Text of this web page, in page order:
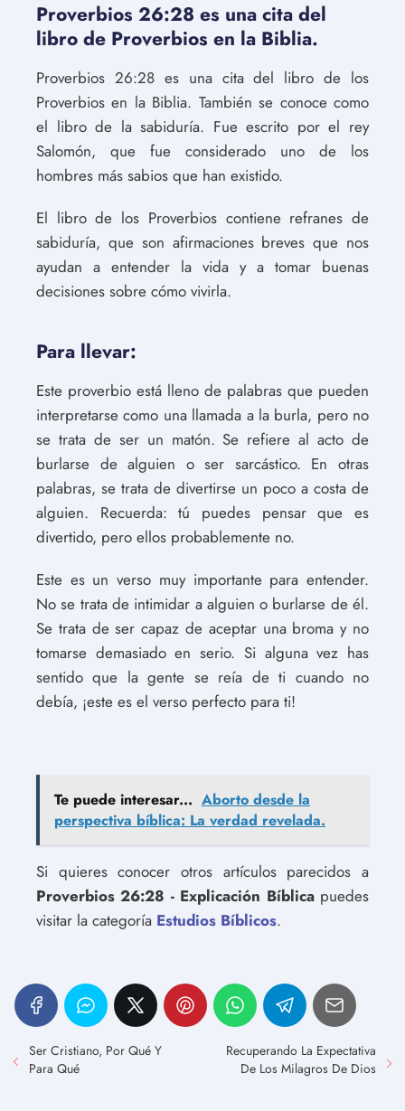
Proverbios 26:28 es una cita del
libro de Proverbios en la Biblia.
Proverbios 26:28 es una cita del libro de los
Proverbios en la Biblia. También se conoce como
el libro de la sabiduría. Fue escrito por el rey
Salomón, que fue considerado uno de los
hombres más sabios que han existido.
El libro de los Proverbios contiene refranes de
sabiduría, que son afirmaciones breves que nos
ayudan a entender la vida y a tomar buenas
decisiones sobre cómo vivirla.
Para llevar:
Este proverbio está lleno de palabras que pueden
interpretarse como una llamada a la burla, pero no
se trata de ser un matón. Se refiere al acto de
burlarse de alguien o ser sarcástico. En otras
palabras, se trata de divertirse un poco a costa de
alguien. Recuerda: tú puedes pensar que es
divertido, pero ellos probablemente no.
Este es un verso muy importante para entender.
No se trata de intimidar a alguien o burlarse de él.
Se trata de ser capaz de aceptar una broma y no
tomarse demasiado en serio. Si alguna vez has
sentido que la gente se reía de ti cuando no
debía, ¡este es el verso perfecto para ti!
Te puede interesar... Aborto desde la
perspectiva bíblica: La verdad revelada.
Si quieres conocer otros artículos parecidos a
Proverbios 26:28 - Explicación Bíblicapuedes
visitar la categoría Estudios Bíblicos.
Ser Cristiano, Por Qué Y
Para Qué
Recuperando La Expectativa
De Los Milagros De Dios